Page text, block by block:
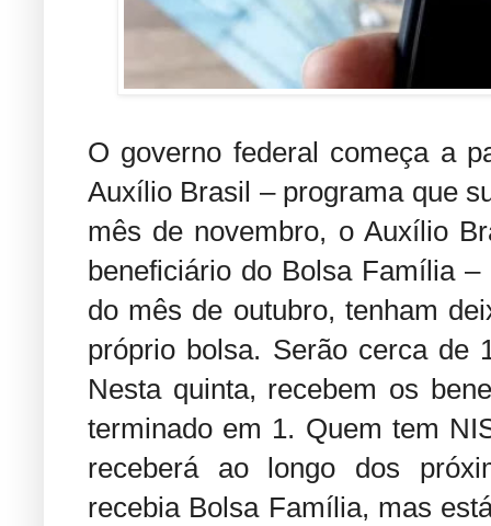
O governo federal começa a
Auxílio Brasil – programa que
mês de novembro, o Auxílio
beneficiário do Bolsa Família
do mês de outubro, tenham
próprio bolsa. Serão cerca de
Nesta quinta, recebem os
terminado em 1. Quem tem
receberá ao longo dos
recebia Bolsa Família, mas